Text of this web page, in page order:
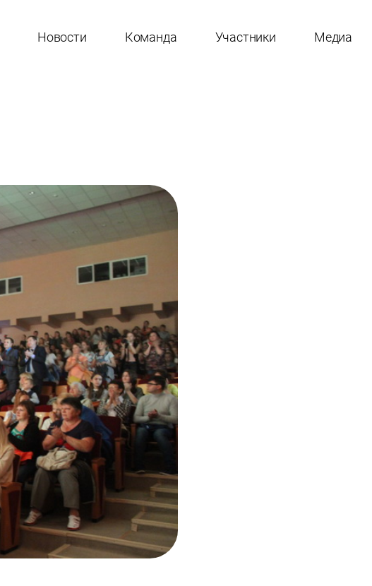
Новости Команда Участники Медиа